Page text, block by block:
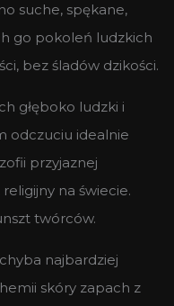
suche, spękane,
go pokoleń ludzkich
bez śladów dzikości.
głęboko ludzki i
odczuciu idealnie
przyjaznej
na świecie.
twórców.
najbardziej
skóry zapach z